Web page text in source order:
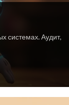
системах. Аудит,